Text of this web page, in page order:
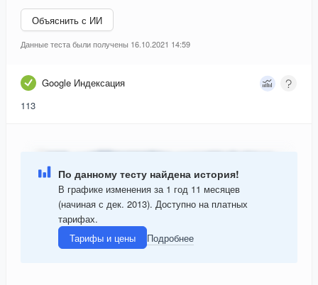
Объяснить с ИИ
Данные теста были получены 16.10.2021 14:59
Google Индексация
113
По данному тесту найдена история!
В графике изменения за 1 год 11 месяцев
(начиная с дек. 2013). Доступно на платных
тарифах.
Тарифы и цены
Подробнее